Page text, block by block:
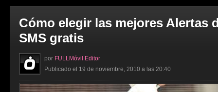
Cómo elegir las mejores Alertas
SMS gratis
por FULLMóvil Editor
Publicado el 19 de noviembre, 2010 a las 20:40